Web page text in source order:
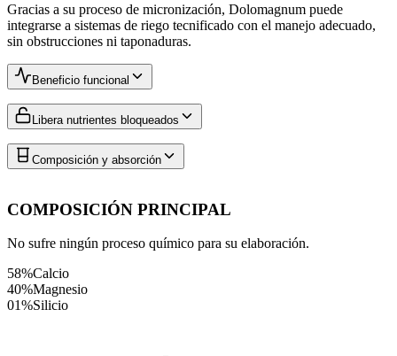
Gracias a su proceso de micronización, Dolomagnum puede
integrarse a sistemas de riego tecnificado con el manejo adecuado,
sin obstrucciones ni taponaduras.
Beneficio funcional
Libera nutrientes bloqueados
Composición y absorción
COMPOSICIÓN PRINCIPAL
No sufre ningún proceso químico para su elaboración.
58%Calcio
40%Magnesio
01%Silicio